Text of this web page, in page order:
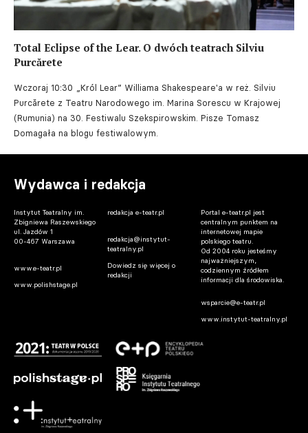
Total Eclipse of the Lear. O dwóch teatrach Silviu
Purcărete
Wczoraj 10:30
„Król Lear” Williama Shakespeare'a w reż. Silviu
Purcărete z Teatru Narodowego im. Marina Sorescu w Krajowej
(Rumunia) na 30. Festiwalu Szekspirowskim. Pisze Tomasz
Domagała na blogu festiwalowym.
Wydawca i redakcja
Instytut Teatralny im.
Zbigniewa Raszewskiego
ul. Jazdów 1
00-467 Warszawa
www.e-teatr.pl
www.polishstage.pl
redakcja e-teatr.pl
redakcja@instytut-
teatralny.pl
Dowiedz się więcej o
redakcji
Portal e-teatr.pl jest
centralnym punktem na
internetowej mapie
polskiego teatru.
Od 2004 roku jesteśmy
najważniejszym,
codziennym źródłem
informacji dla środowiska.
wsparcie@e-teatr.pl
www.instytut-teatralny.pl